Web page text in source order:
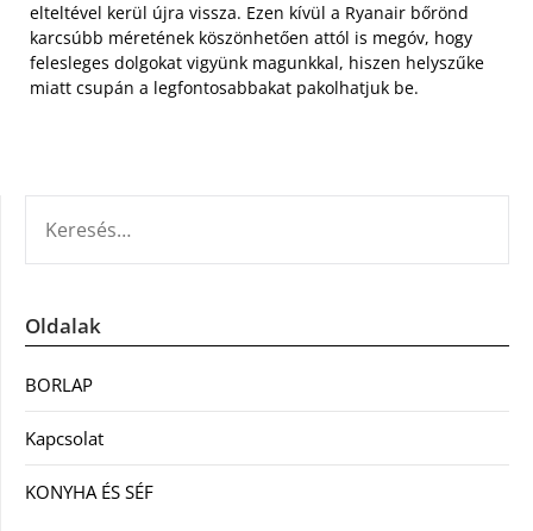
elteltével kerül újra vissza. Ezen kívül a Ryanair bőrönd
karcsúbb méretének köszönhetően attól is megóv, hogy
felesleges dolgokat vigyünk magunkkal, hiszen helyszűke
miatt csupán a legfontosabbakat pakolhatjuk be.
Oldalak
BORLAP
Kapcsolat
KONYHA ÉS SÉF